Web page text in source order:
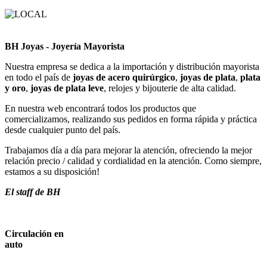
BH Joyas - Joyería Mayorista
Nuestra empresa se dedica a la importación y distribución mayorista
en todo el país de joyas de acero quirúrgico, joyas de plata, plata
y oro, joyas de plata leve, relojes y bijouterie de alta calidad.
En nuestra web encontrará todos los productos que
comercializamos, realizando sus pedidos en forma rápida y práctica
desde cualquier punto del país.
Trabajamos día a día para mejorar la atención, ofreciendo la mejor
relación precio / calidad y cordialidad en la atención. Como siempre,
estamos a su disposición!
El staff de BH
Circulación en
auto